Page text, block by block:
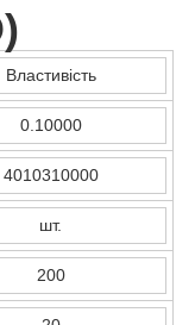
)
Властивість
0.10000
4010310000
шт.
200